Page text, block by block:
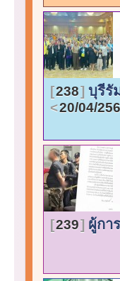
238 บุรีรั
20/04/
239 ผู้กา